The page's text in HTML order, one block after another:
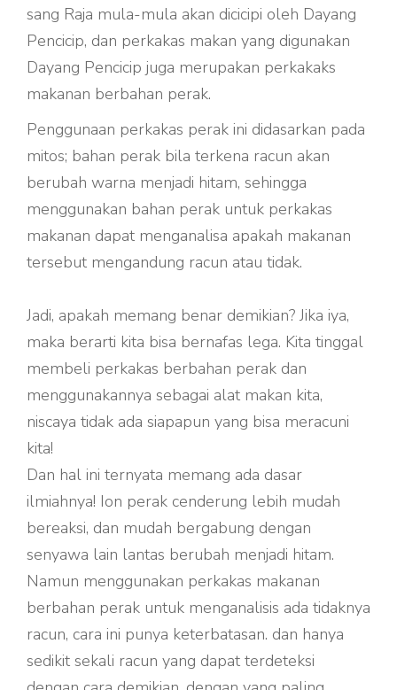
sang Raja mula-mula akan dicicipi oleh Dayang
Pencicip, dan perkakas makan yang digunakan
Dayang Pencicip juga merupakan perkakaks
makanan berbahan perak.
Penggunaan perkakas perak ini didasarkan pada
mitos; bahan perak bila terkena racun akan
berubah warna menjadi hitam, sehingga
menggunakan bahan perak untuk perkakas
makanan dapat menganalisa apakah makanan
tersebut mengandung racun atau tidak.
Jadi, apakah memang benar demikian? Jika iya,
maka berarti kita bisa bernafas lega. Kita tinggal
membeli perkakas berbahan perak dan
menggunakannya sebagai alat makan kita,
niscaya tidak ada siapapun yang bisa meracuni
kita!
Dan hal ini ternyata memang ada dasar
ilmiahnya! Ion perak cenderung lebih mudah
bereaksi, dan mudah bergabung dengan
senyawa lain lantas berubah menjadi hitam.
Namun menggunakan perkakas makanan
berbahan perak untuk menganalisis ada tidaknya
racun, cara ini punya keterbatasan. dan hanya
sedikit sekali racun yang dapat terdeteksi